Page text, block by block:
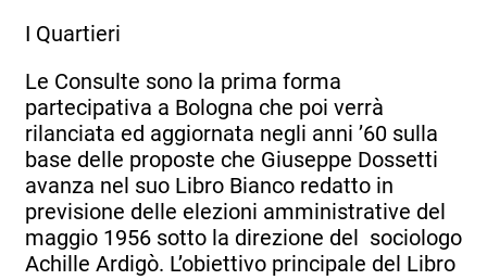
I Quartieri
Le Consulte sono la prima forma
partecipativa a Bologna che poi verrà
rilanciata ed aggiornata negli anni ’60 sulla
base delle proposte che Giuseppe Dossetti
avanza nel suo Libro Bianco redatto in
previsione delle elezioni amministrative del
maggio 1956 sotto la direzione del sociologo
Achille Ardigò. L’obiettivo principale del Libro